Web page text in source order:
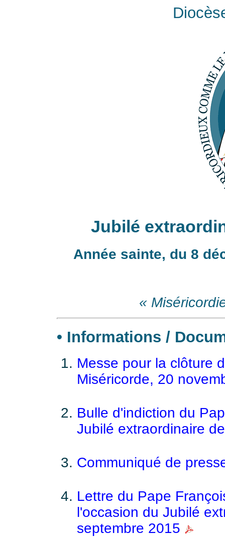
Jubilé
Année sainte, du 8
«
• Informations /
Messe pour la clôture
Miséricorde, 20
Bulle d'indiction du
Jubilé extraordinaire
Communiqué de
Lettre du Pape
l'occasion du Jubilé
septembre 2015